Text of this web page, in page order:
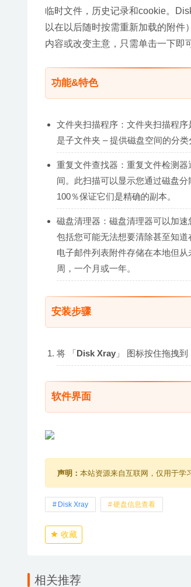
临时文件，历史记录和cookie。
以在以后随时按需重新加载的附
内容或改变主意，只需单击一下即
功能&特色
文件夹扫描程序：文件夹扫描程
是子文件夹 – 提供磁盘空间的分
重复文件查找器：重复文件检测
间。此扫描可以显示您通过磁盘
100％保证它们是精确的副本。
磁盘清理器：磁盘清理器可以加
包括您可能无法想要清除甚至知
电子邮件列表附件存储在本地但
周，一个月或一年。
安装步骤
将 「Disk Xray 」 图标按住拖拽
软件界面
声明： 本站资源来自互联网，仅用于学
Disk Xray 硬盘信息查看
收藏
相关推荐